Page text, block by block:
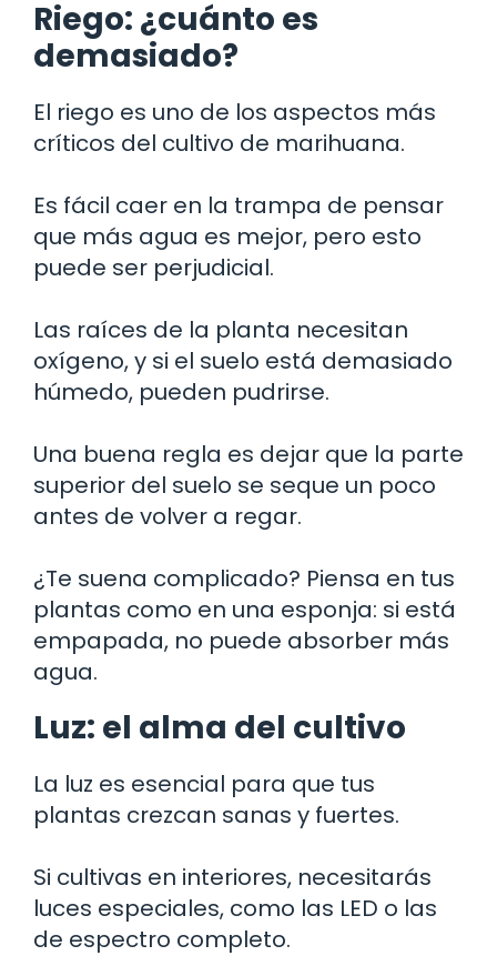
Riego: ¿cuánto es
demasiado?
El riego es uno de los aspectos más
críticos del cultivo de marihuana.
Es fácil caer en la trampa de pensar
que más agua es mejor, pero esto
puede ser perjudicial.
Las raíces de la planta necesitan
oxígeno, y si el suelo está demasiado
húmedo, pueden pudrirse.
Una buena regla es dejar que la parte
superior del suelo se seque un poco
antes de volver a regar.
¿Te suena complicado? Piensa en tus
plantas como en una esponja: si está
empapada, no puede absorber más
agua.
Luz: el alma del cultivo
La luz es esencial para que tus
plantas crezcan sanas y fuertes.
Si cultivas en interiores, necesitarás
luces especiales, como las LED o las
de espectro completo.